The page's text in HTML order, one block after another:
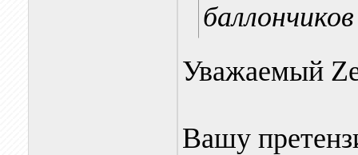
Уважаемый
Вашу